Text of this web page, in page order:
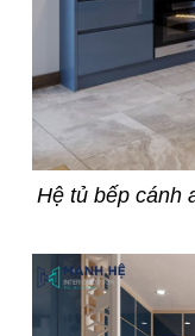
Hệ tủ bếp cánh